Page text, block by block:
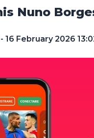
Nuno
- 16 February 2026